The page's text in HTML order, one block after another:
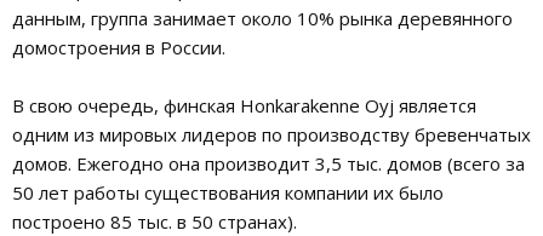
данным, группа занимает около 10% рынка деревянного
домостроения в России.
В свою очередь, финская Honkarakenne Oyj является
одним из мировых лидеров по производству бревенчатых
домов. Ежегодно она производит 3,5 тыс. домов (всего за
50 лет работы существования компании их было
построено 85 тыс. в 50 странах).